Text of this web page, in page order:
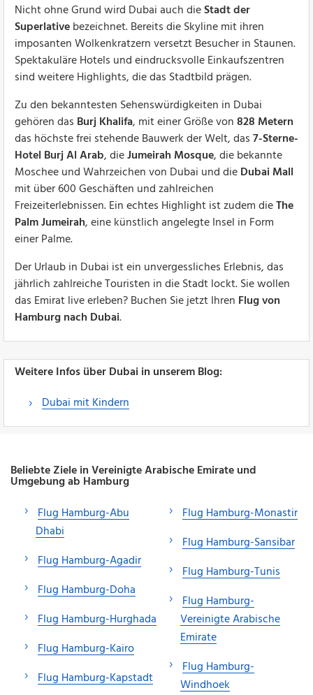
Nicht ohne Grund wird Dubai auch dieStadt der
Superlativebezeichnet. Bereits die Skyline mit ihren
imposanten Wolkenkratzern versetzt Besucher in Staunen.
Spektakuläre Hotels und eindrucksvolle Einkaufszentren
sind weitere Highlights, die das Stadtbild prägen.
Zu den bekanntesten Sehenswürdigkeiten in Dubai
gehören das Burj Khalifa, mit einer Größe von828 Metern
das höchste frei stehende Bauwerk der Welt, das7-Sterne-
Hotel Burj Al Arab, dieJumeirah Mosque, die bekannte
Moschee und Wahrzeichen von Dubai und dieDubai Mall
mit über 600 Geschäften und zahlreichen
Freizeiterlebnissen. Ein echtes Highlight ist zudem dieThe
Palm Jumeirah, eine künstlich angelegte Insel in Form
einer Palme.
Der Urlaub in Dubai ist ein unvergessliches Erlebnis, das
jährlich zahlreiche Touristen in die Stadt lockt. Sie wollen
das Emirat live erleben? Buchen Sie jetzt Ihren Flug von
Hamburg nach Dubai.
Weitere Infos über Dubai in unserem Blog:
Dubai mit Kindern
Beliebte Ziele in Vereinigte Arabische Emirate und
Umgebung ab Hamburg
Flug Hamburg-Abu
Dhabi
Flug Hamburg-Agadir
Flug Hamburg-Doha
Flug Hamburg-Hurghada
Flug Hamburg-Kairo
Flug Hamburg-Kapstadt
Flug Hamburg-Monastir
Flug Hamburg-Sansibar
Flug Hamburg-Tunis
Flug Hamburg-
Vereinigte Arabische
Emirate
Flug Hamburg-
Windhoek